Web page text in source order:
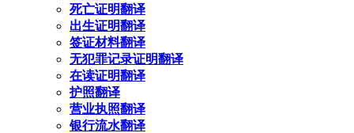
死亡证明翻译
出生证明翻译
签证材料翻译
无犯罪记录证明翻译
在读证明翻译
护照翻译
营业执照翻译
银行流水翻译